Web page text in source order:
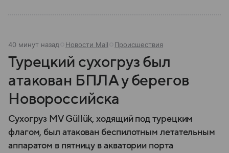
40 минут назад Новости Mail Происшествия
Турецкий сухогруз был
атакован БПЛА у берегов
Новороссийска
Сухогруз MV Güllük, ходящий под турецким
флагом, был атакован беспилотным летательным
аппаратом в пятницу в акватории порта